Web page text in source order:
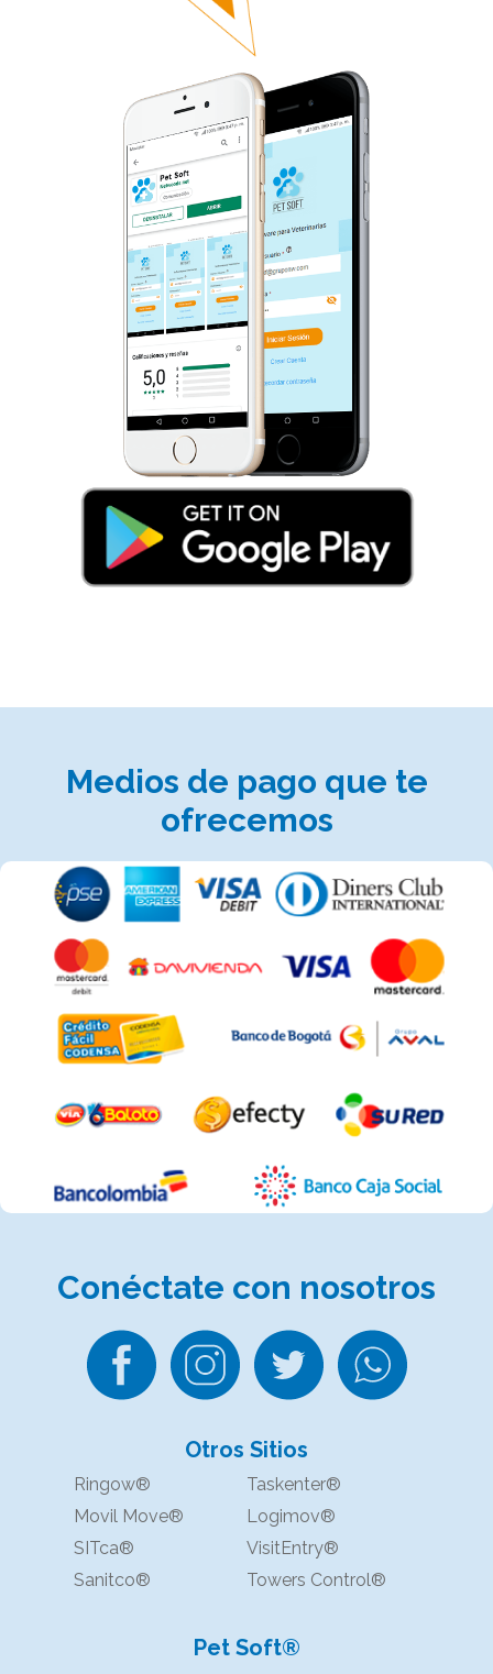
Medios de pago que te
ofrecemos
Conéctate con nosotros
Otros Sitios
Ringow®
Taskenter®
Movil Move®
Logimov®
SITca®
VisitEntry®
Sanitco®
Towers Control®
Pet Soft®